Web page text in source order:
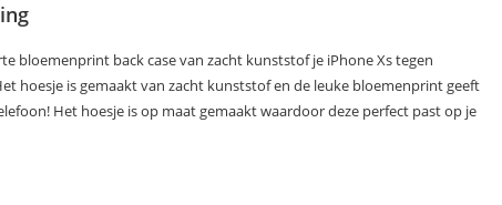
bloemenprint back case van zacht kunststof je iPhone Xs tegen
hoesje is gemaakt van zacht kunststof en de leuke bloemenprint geeft
Het hoesje is op maat gemaakt waardoor deze perfect past op je